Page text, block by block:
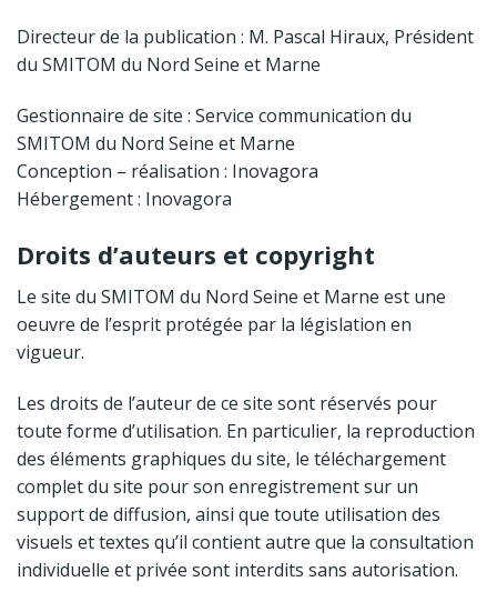
Directeur de la publication : M. Pascal Hiraux, Président
du SMITOM du Nord Seine et Marne
Gestionnaire de site : Service communication du
SMITOM du Nord Seine et Marne
Conception – réalisation : Inovagora
Hébergement : Inovagora
Droits d’auteurs et copyright
Le site du SMITOM du Nord Seine et Marne est une
oeuvre de l’esprit protégée par la législation en
vigueur.
Les droits de l’auteur de ce site sont réservés pour
toute forme d’utilisation. En particulier, la reproduction
des éléments graphiques du site, le téléchargement
complet du site pour son enregistrement sur un
support de diffusion, ainsi que toute utilisation des
visuels et textes qu’il contient autre que la consultation
individuelle et privée sont interdits sans autorisation.